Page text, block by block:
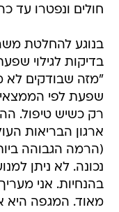
חולים ונפטרו עד כה רק 32
בנוגע להחלטת
בדיקות לגילוי
"מזה שבודקים לא
שפעת לפי
רק כשיש טיפול.
ארגון הבריאות
(הרמה הגבוהה
נכונה. לא ניתן
בהנחיות. אני
מאוד. המגפה היא